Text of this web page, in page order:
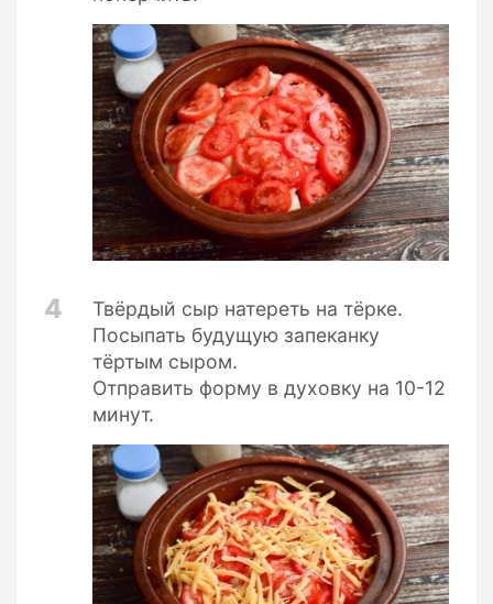
4
Твёрдый сыр натереть на тёрке.
Посыпать будущую запеканку
тёртым сыром.
Отправить форму в духовку на 10-12
минут.